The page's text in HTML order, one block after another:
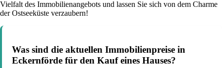
Vielfalt des Immobilienangebots und lassen Sie sich von dem Charme
der Ostseeküste verzaubern!
Was sind die aktuellen Immobilienpreise in
Eckernförde für den Kauf eines Hauses?